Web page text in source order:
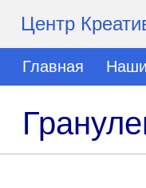
Центр
Главная Наши